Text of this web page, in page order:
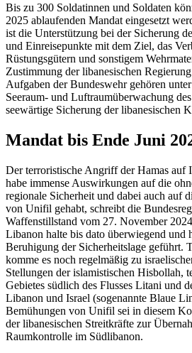
Bis zu 300 Soldatinnen und Soldaten
2025 ablaufenden Mandat eingesetzt
ist die Unterstützung bei der Sicherung
und Einreisepunkte mit dem Ziel, das
Rüstungsgütern und sonstigem
Zustimmung der libanesischen
Aufgaben der Bundeswehr gehören
Seeraum- und Luftraumüberwachung
seewärtige Sicherung der libanesischen
Mandat bis Ende Juni
Der terroristische Angriff der Hamas auf
habe immense Auswirkungen auf die
regionale Sicherheit und dabei auch auf
von Unifil gehabt, schreibt die
Waffenstillstand vom 27. November
Libanon halte bis dato überwiegend und
Beruhigung der Sicherheitslage geführt.
komme es noch regelmäßig zu
Stellungen der islamistischen Hisbollah,
Gebietes südlich des Flusses Litani und
Libanon und Israel (sogenannte Blaue
Bemühungen von Unifil sei in diesem
der libanesischen Streitkräfte zur
Raumkontrolle im Südlibanon.